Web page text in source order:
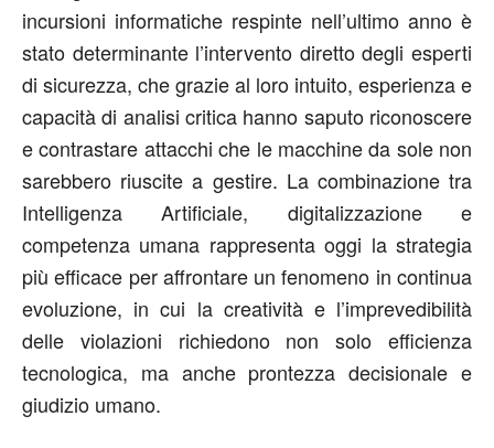
incursioni informatiche respinte nell’ultimo anno è
stato determinante l’intervento diretto degli esperti
di sicurezza, che grazie al loro intuito, esperienza e
capacità di analisi critica hanno saputo riconoscere
e contrastare attacchi che le macchine da sole non
sarebbero riuscite a gestire. La combinazione tra
Intelligenza Artificiale, digitalizzazione e
competenza umana rappresenta oggi la strategia
più efficace per affrontare un fenomeno in continua
evoluzione, in cui la creatività e l’imprevedibilità
delle violazioni richiedono non solo efficienza
tecnologica, ma anche prontezza decisionale e
giudizio umano.